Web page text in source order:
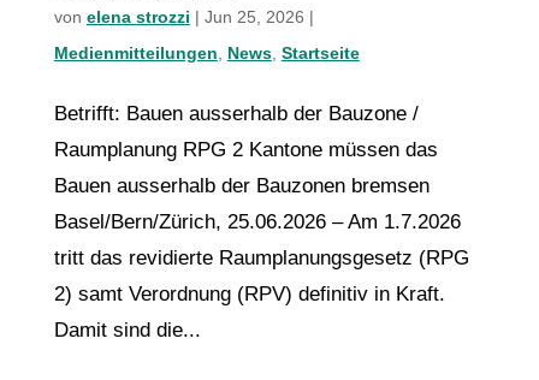
von elena strozzi | Jun 25, 2026 |
Medienmitteilungen
News, Startseite
Betrifft: Bauen ausserhalb der Bauzone /
Raumplanung RPG 2 Kantone müssen das
Bauen ausserhalb der Bauzonen bremsen
Basel/Bern/Zürich, 25.06.2026 – Am 1.7.2026
tritt das revidierte Raumplanungsgesetz (RPG
2) samt Verordnung (RPV) definitiv in Kraft.
Damit sind die...